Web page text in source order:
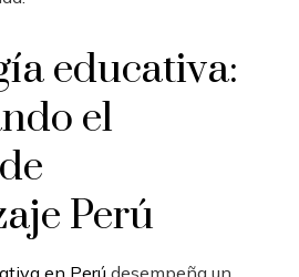
educativa:
el
Perú
en Perú desempeña un